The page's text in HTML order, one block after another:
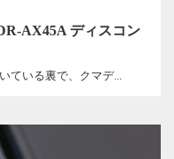
AX45A ディスコン
ている裏で、クマデ...